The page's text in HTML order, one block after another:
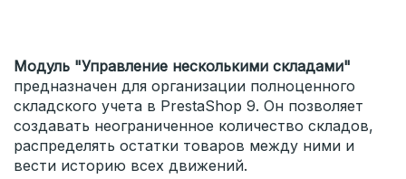
Модуль "Управление несколькими складами"
предназначен для организации полноценного
складского учета в PrestaShop 9. Он позволяет
создавать неограниченное количество складов,
распределять остатки товаров между ними и
вести историю всех движений.